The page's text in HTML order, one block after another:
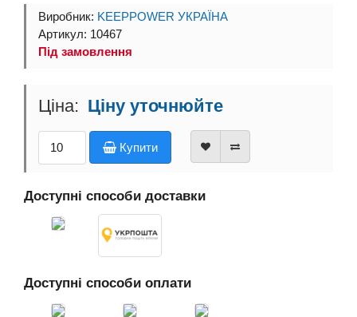
Виробник: KEEPPOWER УКРАЇНА
Артикул: 10467
Під замовлення
Ціну уточнюйте
Купити
Доступні способи доставки
Доступні способи оплати